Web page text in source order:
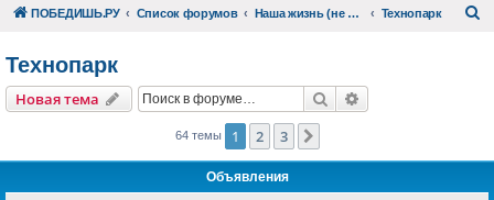
ПОБЕДИШЬ.РУ Список форумов Наша жизнь (не всё же о суициде!) Технопарк
Технопарк
Новая тема Поиск
64 темы 1 2 3
Объявления